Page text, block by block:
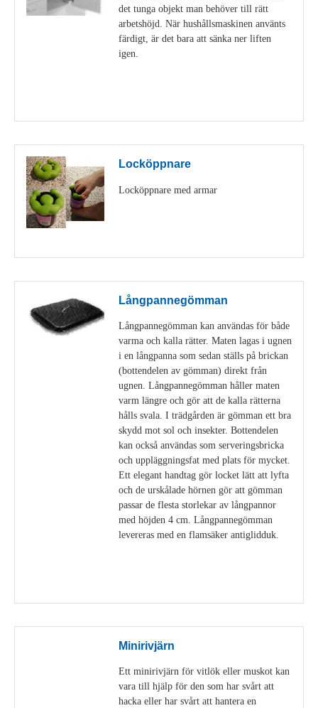
det tunga objekt man behöver till rätt
arbetshöjd. När hushållsmaskinen använts
färdigt, är det bara att sänka ner liften
igen.
Locköppnare
Locköppnare med armar
Långpannegömman
Långpannegömman kan användas för både
varma och kalla rätter. Maten lagas i ugnen
i en långpanna som sedan ställs på brickan
(bottendelen av gömman) direkt från
ugnen. Långpannegömman håller maten
varm längre och gör att de kalla rätterna
hålls svala. I trädgården är gömman ett bra
skydd mot sol och insekter. Bottendelen
kan också användas som serveringsbricka
och uppläggningsfat med plats för mycket.
Ett elegant handtag gör locket lätt att lyfta
och de urskålade hörnen gör att gömman
passar de flesta storlekar av långpannor
med höjden 4 cm. Långpannegömman
levereras med en flamsäker antiglidduk.
Minirivjärn
Ett minirivjärn för vitlök eller muskot kan
vara till hjälp för den som har svårt att
hacka eller har svårt att hantera en